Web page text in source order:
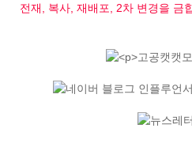
전재, 복사, 재배포, 2차 변경을 금